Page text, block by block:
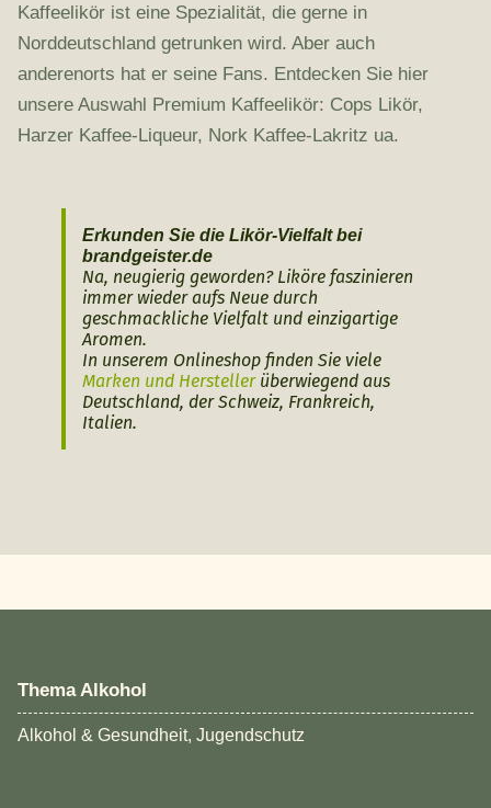
Kaffeelikör ist eine Spezialität, die gerne in
Norddeutschland getrunken wird. Aber auch
anderenorts hat er seine Fans. Entdecken Sie hier
unsere Auswahl Premium Kaffeelikör: Cops Likör,
Harzer Kaffee-Liqueur, Nork Kaffee-Lakritz ua.
Erkunden Sie die Likör-Vielfalt bei
brandgeister.de
Na, neugierig geworden? Liköre faszinieren
immer wieder aufs Neue durch
geschmackliche Vielfalt und einzigartige
Aromen.
In unserem Onlineshop finden Sie viele
Marken und Herstellerüberwiegend aus
Deutschland, der Schweiz, Frankreich,
Italien.
Thema Alkohol
Alkohol & Gesundheit, Jugendschutz